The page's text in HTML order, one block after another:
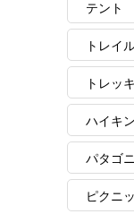
テント
トレイ
トレッ
ハイキ
パタゴ
ピクニ